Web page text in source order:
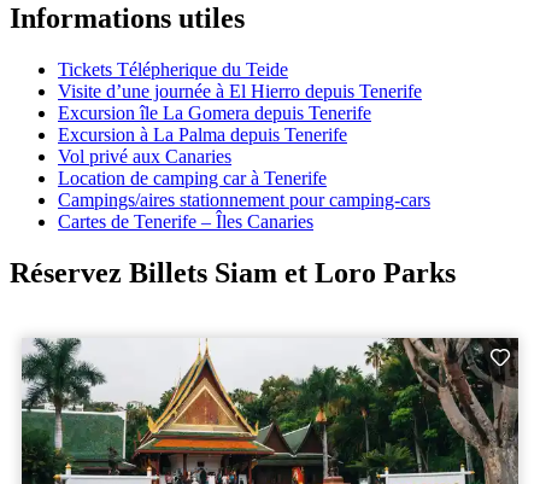
Informations utiles
Tickets Télépherique du Teide
Visite d’une journée à El Hierro depuis Tenerife
Excursion île La Gomera depuis Tenerife
Excursion à La Palma depuis Tenerife
Vol privé aux Canaries
Location de camping car à Tenerife
Campings/aires stationnement pour camping-cars
Cartes de Tenerife – Îles Canaries
Réservez Billets Siam et Loro Parks